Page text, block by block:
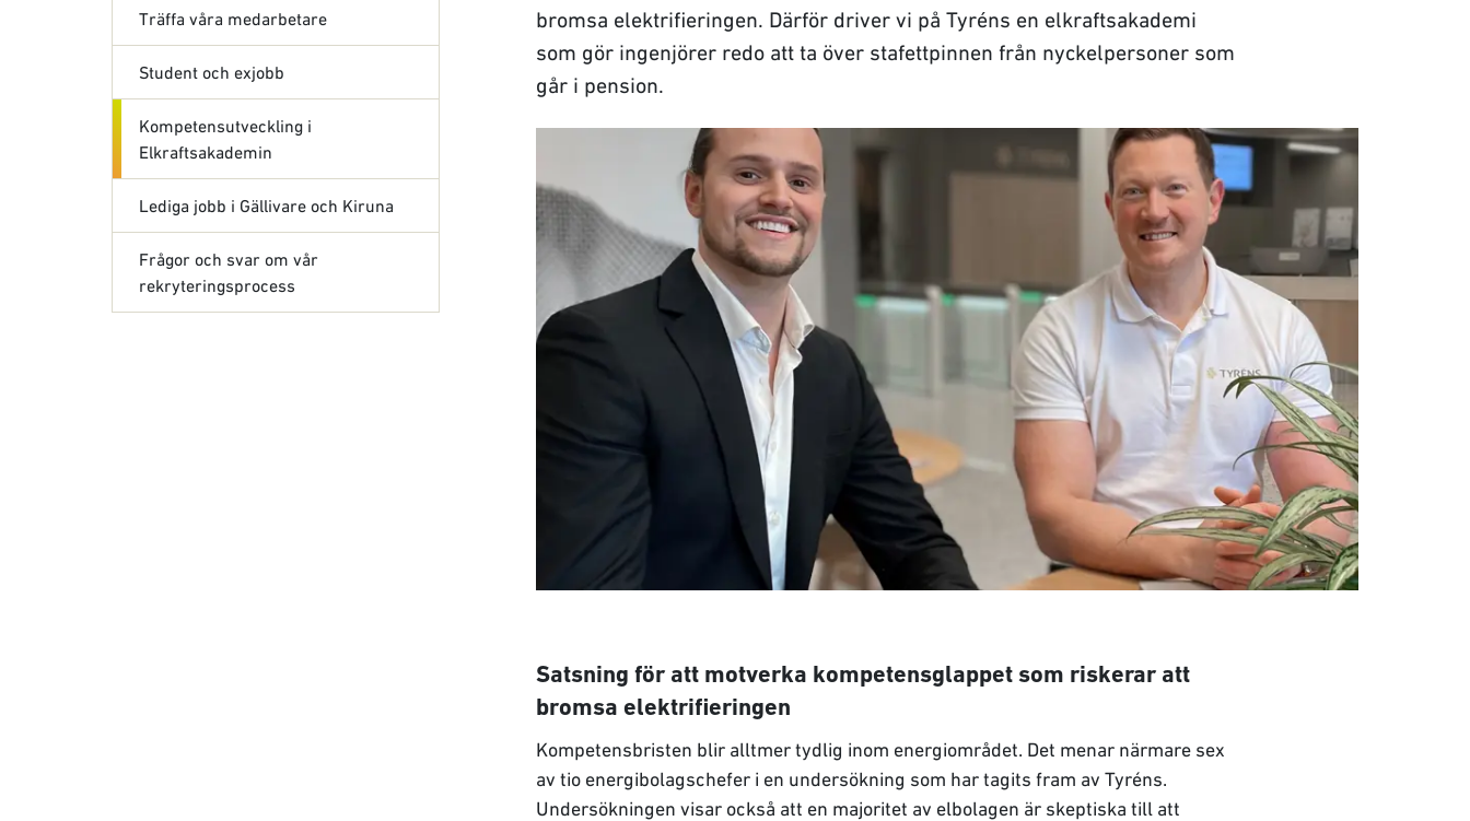
Träffa våra medarbetare
Student och exjobb
Kompetensutveckling i
Elkraftsakademin
Lediga jobb i Gällivare och Kiruna
Frågor och svar om vår
rekryteringsprocess
bromsa elektrifieringen. Därför driver vi på Tyréns en elkraftsakademi
som gör ingenjörer redo att ta över stafettpinnen från nyckelpersoner som
går i pension.
Satsning för att motverka kompetensglappet som riskerar att
bromsa elektrifieringen
Kompetensbristen blir alltmer tydlig inom energiområdet. Det menar närmare sex
av tio energibolagschefer i en undersökning som har tagits fram av Tyréns.
Undersökningen visar också att en majoritet av elbolagen är skeptiska till att